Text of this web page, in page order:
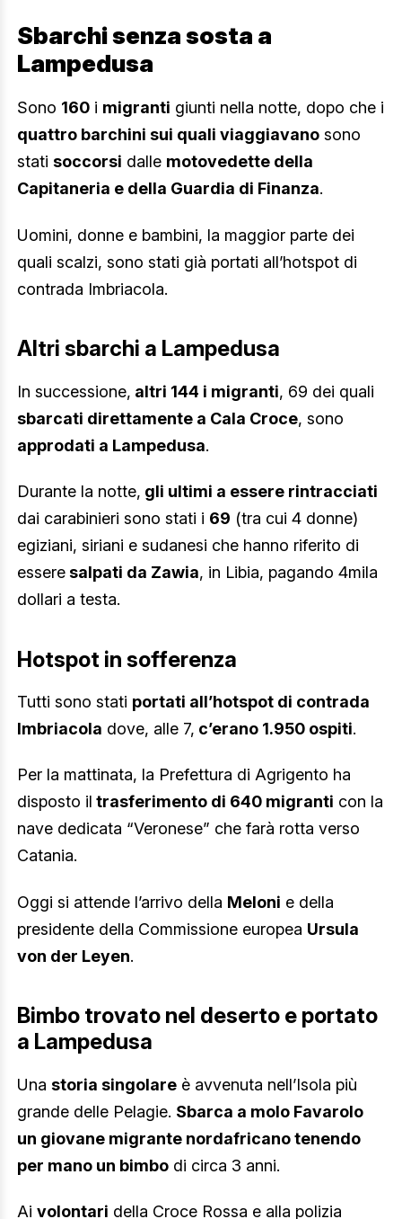
Sbarchi senza sosta a
Lampedusa
Sono 160 i migranti giunti nella notte, dopo che i
quattro barchini sui quali viaggiavano sono
stati soccorsi dalle motovedette della
Capitaneria e della Guardia di Finanza.
Uomini, donne e bambini, la maggior parte dei
quali scalzi, sono stati già portati all’hotspot di
contrada Imbriacola.
Altri sbarchi a Lampedusa
In successione, altri 144 i migranti, 69 dei quali
sbarcati direttamente a Cala Croce, sono
approdati a Lampedusa.
Durante la notte, gli ultimi a essere rintracciati
dai carabinieri sono stati i 69 (tra cui 4 donne)
egiziani, siriani e sudanesi che hanno riferito di
esseresalpati da Zawia, in Libia, pagando 4mila
dollari a testa.
Hotspot in sofferenza
Tutti sono stati portati all’hotspot di contrada
Imbriacola dove, alle 7, c’erano 1.950 ospiti.
Per la mattinata, la Prefettura di Agrigento ha
disposto il trasferimento di 640 migranti con la
nave dedicata “Veronese” che farà rotta verso
Catania.
Oggi si attende l’arrivo della Meloni e della
presidente della Commissione europea Ursula
von der Leyen.
Bimbo trovato nel deserto e portato
a Lampedusa
Una storia singolare è avvenuta nell’Isola più
grande delle Pelagie. Sbarca a molo Favarolo
un giovane migrante nordafricano tenendo
per mano un bimbo di circa 3 anni.
Ai volontari della Croce Rossa e alla polizia